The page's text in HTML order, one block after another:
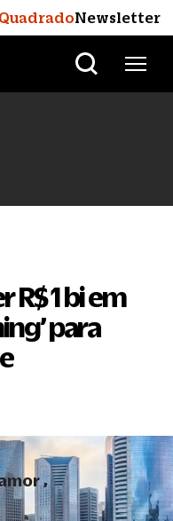
Newsletter
R$ 1 bi em
para